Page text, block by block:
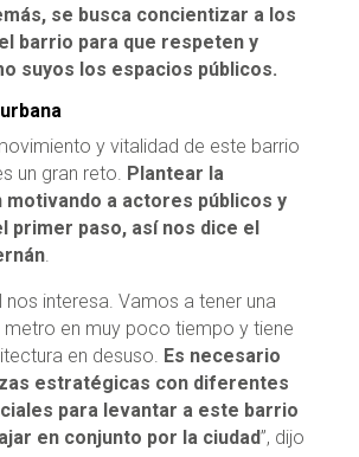
se busca concientizar a los
barrio para que respeten y
suyos los espacios públicos.
y vitalidad de este barrio
un gran reto. Plantear la
a actores públicos y
primer paso, así nos dice el
.
nos interesa. Vamos a tener una
en muy poco tiempo y tiene
en desuso. Es necesario
estratégicas con diferentes
para levantar a este barrio
en conjunto por la ciudad”, dijo